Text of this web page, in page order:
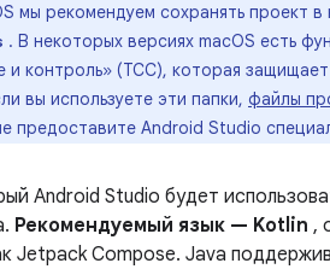
мы рекомендуем сохранять проект в
. В некоторых версиях macOS есть
и контроль» (TCC), которая
вы используете эти папки, файлы
предоставите Android Studio
Android Studio будет
Рекомендуемый язык — Kotlin ,
Jetpack Compose. Java